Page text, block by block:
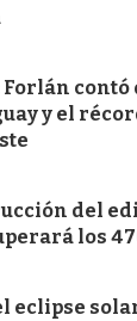
Forlán
y el
del
los
eclipse